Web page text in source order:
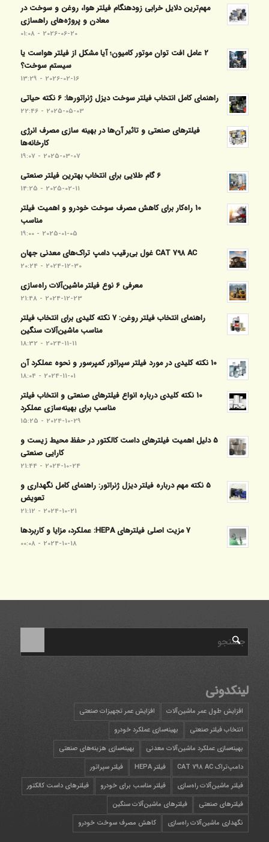
مهم‌ترین دلایل خرابی زودهنگام فیلتر هوا، روغن و سوخت در
معادن و پروژه‌های راهسازی
2026-06-20 - 01:08
2 عامل افت توان موتور کامیون؛ آیا مشکل از فیلتر هواست یا
سیستم سوخت؟
2026-02-16 - 13:29
راهنمای کامل انتخاب فیلتر سوخت دیزل ژنراتورها: 6 نکته حیاتی
2025-05-03 - 22:46
فیلترهای صنعتی و تاثیر آن‌ها در بهینه‌ سازی مصرف انرژی
کارخانه‌ها
2025-03-07 - 19:07
6 گام طلایی برای انتخاب بهترین فیلتر صنعتی
2025-02-11 - 14:25
10 راه‌کار برای کاهش مصرف سوخت خودرو و اهمیت فیلتر
مناسب
2025-01-05 - 19:00
CAT 798 AC غول بی‌رقیب دامپ تراک‌های معدنی جهان
2024-12-30 - 20:24
معرفی 6 نوع فیلتر ماشین‌آلات راه‌سازی
2024-12-23 - 21:48
راهنمای انتخاب فیلتر روغن: 7 نکته کلیدی برای انتخاب فیلتر
مناسب ماشین‌آلات سنگین
2024-11-11 - 18:32
10 نکته کلیدی در مورد فیلتر سپراتور کمپرسور و نحوه عملکرد آن
2024-11-01 - 18:04
10 نکته کلیدی درباره انواع فیلترهای صنعتی و انتخاب فیلتر
مناسب برای بهینه‌سازی عملکرد
2024-10-29 - 15:25
5 دلیل اهمیت فیلترهای داست کالکتور در حفظ محیط زیست و
کارایی صنعتی
2024-10-24 - 21:44
5 نکته مهم درباره فیلتر دیزل ژنراتور: راهنمای کامل نگهداری و
تعویض
2024-10-21 - 21:12
7 مزیت اصلی فیلترهای HEPA: عملکرد، مزایا و کاربردها
2024-10-18 - 00:08
لینکدونی
افزایش طول عمر ماشین‌آلات
افزایش عمر تجهیزات صنعتی
انتخاب فیلتر صنعتی
بهینه‌سازی عملکرد خودرو
بهینه‌سازی عملکرد ماشین‌آلات معدنی
بهینه‌سازی هزینه‌های صنعتی
دامپ‌تراک CAT 798 AC
فیلتر HEPA
فیلتر سپراتور
فیلتر ماشین‌آلات راه‌سازی
فیلتر مناسب برای خودرو
فیلترهای داست کالکتور
فیلترهای صنعتی
فیلترهای ماشین‌آلات سنگین
نگهداری ماشین‌آلات راه‌سازی
کاهش مصرف سوخت خودرو